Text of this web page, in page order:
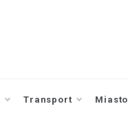
Transport Miasto